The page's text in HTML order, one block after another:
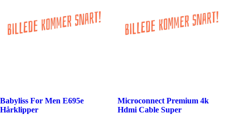
Babyliss For Men E695e
Hårklipper
Microconnect Premium 4k
Hdmi Cable Super